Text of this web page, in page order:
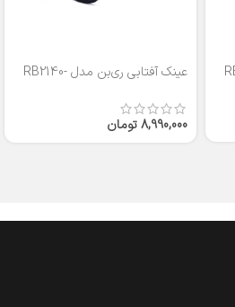
عینک آفتابی ری‌بن مدل RB2140-
8,990,000تومان